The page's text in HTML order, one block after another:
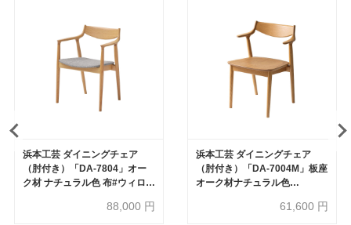
浜本工芸 ダイニングチェア
（肘付き）「DA-7804」オー
ク材 ナチュラル色 布#ウィロー
88,000 円
浜本工芸 ダイニングチェア
（肘付き）「DA-7004M」板座
オーク材ナチュラル色
61,600 円